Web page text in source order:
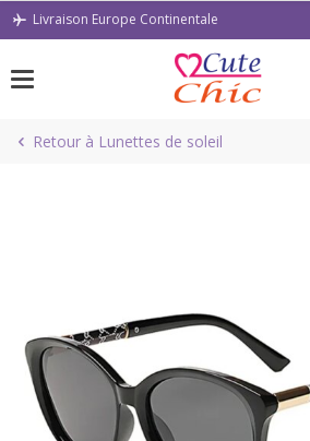
PasserLivraison Europe Continentale
Retour à Lunettes de soleil